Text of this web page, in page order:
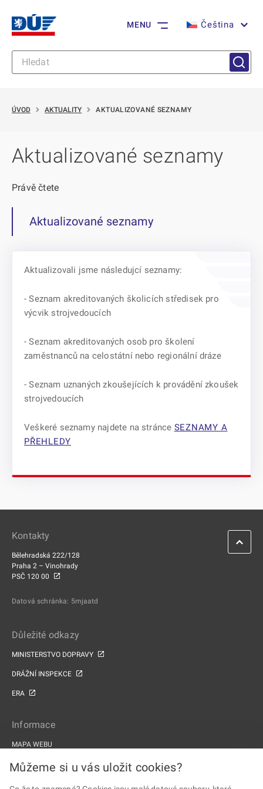
MENU Čeština
ÚVOD AKTUALITY AKTUALIZOVANÉ SEZNAMY
Aktualizované seznamy
Aktualizovali jsme následujcí seznamy:
- Seznam akreditovaných školicích středisek pro
výcvik strojvedoucích
- Seznam akreditovaných osob pro školení
zaměstnanců na celostátní nebo regionální dráze
- Seznam uznaných zkoušejících k provádění zkoušek
strojvedoucích
Veškeré seznamy najdete na stránce SEZNAMY A
PŘEHLEDY
Právě čtete
Aktualizované seznamy
Kontakty
Bělehradská 222/128
Praha 2 – Vinohrady
PSČ 120 00
Datová schránka: 5mjaatd
Důležité odkazy
MINISTERSTVO DOPRAVY
DRÁŽNÍ INSPEKCE
ERA
Informace
MAPA WEBU
PROHLÁŠENÍ O PŘÍSTUPNOSTI
Můžeme si u vás uložit cookies?